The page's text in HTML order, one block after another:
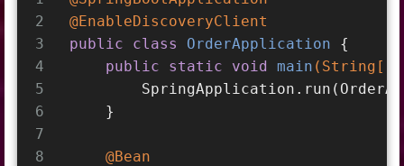
2
3
4
5
6
7
8
@EnableDiscoveryClient
public
class OrderApplication
{
public
static void main (String[]
    }
@Bean